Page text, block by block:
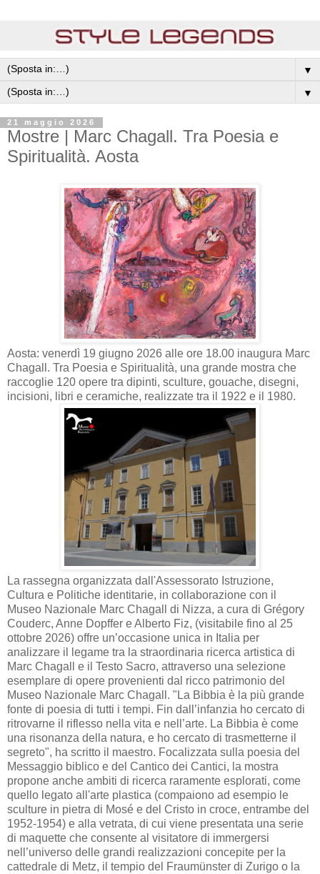
▼
▼
21 maggio 2026
Mostre | Marc Chagall. Tra Poesia e
Spiritualità. Aosta
Aosta: venerdì 19 giugno 2026 alle ore 18.00 inaugura Marc
Chagall. Tra Poesia e Spiritualità, una grande mostra che
raccoglie 120 opere tra dipinti, sculture, gouache, disegni,
incisioni, libri e ceramiche, realizzate tra il 1922 e il 1980.
La rassegna organizzata dall'Assessorato Istruzione,
Cultura e Politiche identitarie, in collaborazione con il
Museo Nazionale Marc Chagall di Nizza, a cura di Grégory
Couderc, Anne Dopffer e Alberto Fiz, (visitabile fino al 25
ottobre 2026) offre un’occasione unica in Italia per
analizzare il legame tra la straordinaria ricerca artistica di
Marc Chagall e il Testo Sacro, attraverso una selezione
esemplare di opere provenienti dal ricco patrimonio del
Museo Nazionale Marc Chagall. "La Bibbia è la più grande
fonte di poesia di tutti i tempi. Fin dall’infanzia ho cercato di
ritrovarne il riflesso nella vita e nell’arte. La Bibbia è come
una risonanza della natura, e ho cercato di trasmetterne il
segreto", ha scritto il maestro. Focalizzata sulla poesia del
Messaggio biblico e del Cantico dei Cantici, la mostra
propone anche ambiti di ricerca raramente esplorati, come
quello legato all'arte plastica (compaiono ad esempio le
sculture in pietra di Mosé e del Cristo in croce, entrambe del
1952-1954) e alla vetrata, di cui viene presentata una serie
di maquette che consente al visitatore di immergersi
nell’universo delle grandi realizzazioni concepite per la
cattedrale di Metz, il tempio del Fraumünster di Zurigo o la